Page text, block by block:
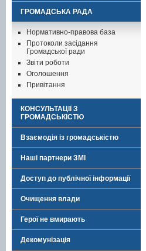
ГРОМАДСЬКА РАДА
Нормативно-правова база
Протоколи засідання
Громадської ради
Звіти роботи
Оголошення
Привітання
КОНСУЛЬТАЦІЇ З
ГРОМАДСЬКІСТЮ
Взаємодія із громадськістю
Наші партнери ЗМІ
Доступ до публічної інформації
Очищення влади
Герої не вмирають
Декомунізація